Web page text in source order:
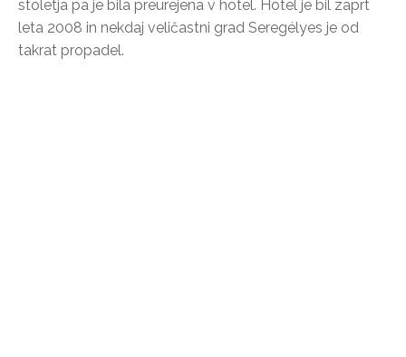
stoletja pa je bila preurejena v hotel. Hotel je bil zaprt
leta 2008 in nekdaj veličastni grad Seregélyes je od
takrat propadel.